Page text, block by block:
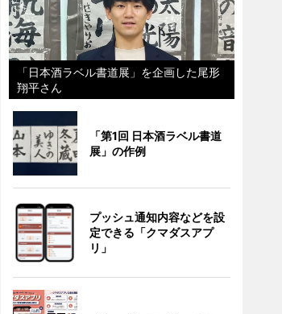
「日本酒ラベル書道展」を企画した尾形
翔平さん
「第1回 日本酒ラベル書道
展」の作例
プッシュ通知内容などを設
定できる「クマダスアプ
リ」